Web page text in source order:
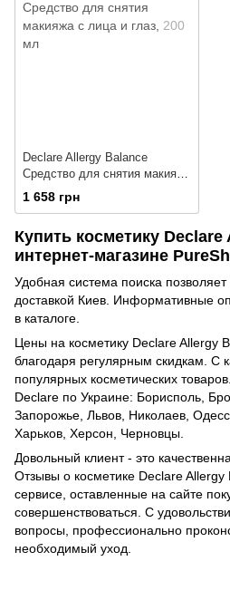
Declare Allergy Balance
Средство для снятия макияжа
с лица и глаз
1 658 грн
Купить косметику
интернет-магазине
Удобная система поиска
доставкой Киев. Информативные
в каталоге.
Цены на косметику Declare Allergy
благодаря регулярным скидкам. С
популярных косметических
Declare по Украине: Борисполь,
Запорожье, Львов, Николаев,
Харьков, Херсон, Черновцы.
Довольный клиент - это
Отзывы о косметике Declare
сервисе, оставленные на сайте
совершенствоваться. C
вопросы, профессионально
необходимый уход.